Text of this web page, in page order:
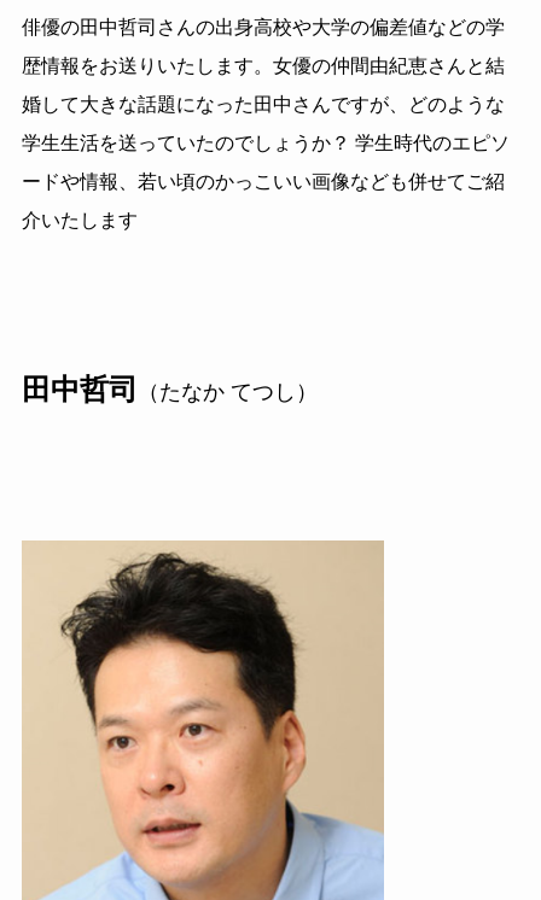
俳優の田中哲司さんの出身高校や大学の偏差値などの学
歴情報をお送りいたします。女優の仲間由紀恵さんと結
婚して大きな話題になった田中さんですが、どのような
学生生活を送っていたのでしょうか？ 学生時代のエピソ
ードや情報、若い頃のかっこいい画像なども併せてご紹
介いたします
田中哲司 （たなか てつし）